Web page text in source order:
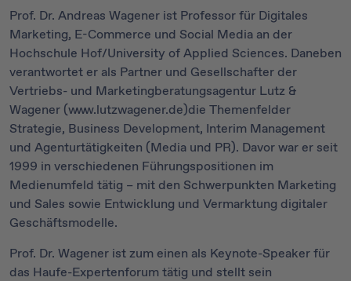
Prof. Dr. Andreas Wagener ist Professor für Digitales
Marketing, E-Commerce und Social Media an der
Hochschule Hof/University of Applied Sciences. Daneben
verantwortet er als Partner und Gesellschafter der
Vertriebs- und Marketingberatungsagentur Lutz &
Wagener (www.lutzwagener.de)die Themenfelder
Strategie, Business Development, Interim Management
und Agenturtätigkeiten (Media und PR). Davor war er seit
1999 in verschiedenen Führungspositionen im
Medienumfeld tätig – mit den Schwerpunkten Marketing
und Sales sowie Entwicklung und Vermarktung digitaler
Geschäftsmodelle.
Prof. Dr. Wagener ist zum einen als Keynote-Speaker für
das Haufe-Expertenforum tätig und stellt sein